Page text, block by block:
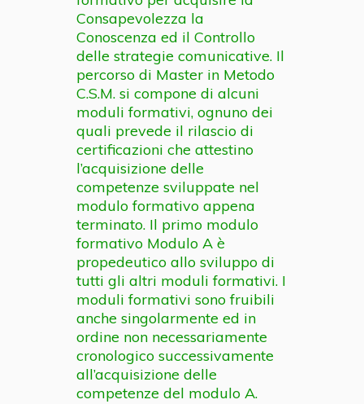
Consapevolezza la
Conoscenza ed il Controllo
delle strategie comunicative. Il
percorso di Master in Metodo
C.S.M. si compone di alcuni
moduli formativi, ognuno dei
quali prevede il rilascio di
certificazioni che attestino
l’acquisizione delle
competenze sviluppate nel
modulo formativo appena
terminato. Il primo modulo
formativo Modulo A è
propedeutico allo sviluppo di
tutti gli altri moduli formativi. I
moduli formativi sono fruibili
anche singolarmente ed in
ordine non necessariamente
cronologico successivamente
all’acquisizione delle
competenze del modulo A.